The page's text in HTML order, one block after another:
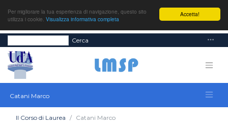
Accetta!
Per migliorare la tua esperienza di navigazione, questo sito
utilizza i cookie. Visualizza informativa completa
Cerca
Catani Marco
Il Corso di Laurea Catani Marco